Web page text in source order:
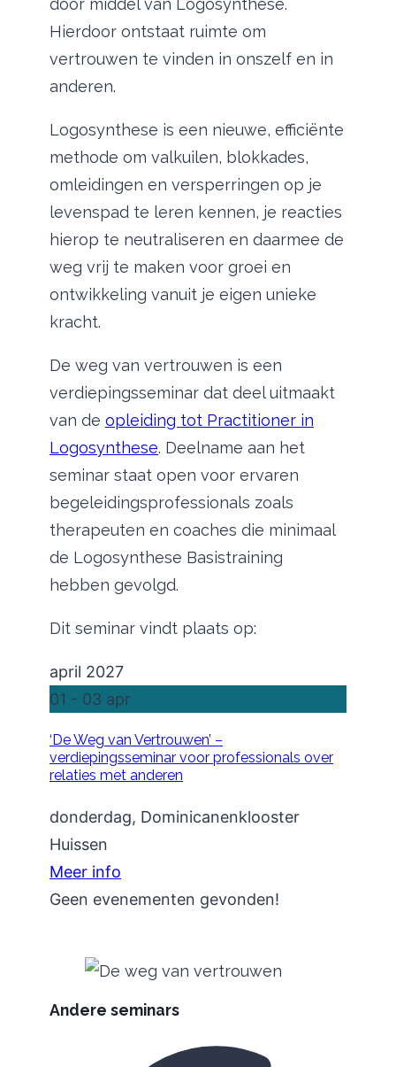
door middel van Logosynthese.
Hierdoor ontstaat ruimte om
vertrouwen te vinden in onszelf en in
anderen.
Logosynthese is een nieuwe, efficiënte
methode om valkuilen, blokkades,
omleidingen en versperringen op je
levenspad te leren kennen, je reacties
hierop te neutraliseren en daarmee de
weg vrij te maken voor groei en
ontwikkeling vanuit je eigen unieke
kracht.
De weg van vertrouwen is een
verdiepingsseminar dat deel uitmaakt
van de opleiding tot Practitioner in
Logosynthese. Deelname aan het
seminar staat open voor ervaren
begeleidingsprofessionals zoals
therapeuten en coaches die minimaal
de Logosynthese Basistraining
hebben gevolgd.
Dit seminar vindt plaats op:
april 2027
01 - 03 apr
‘De Weg van Vertrouwen’ –
verdiepingsseminar voor professionals over
relaties met anderen
donderdag, Dominicanenklooster
Huissen
Meer info
Geen evenementen gevonden!
Andere seminars